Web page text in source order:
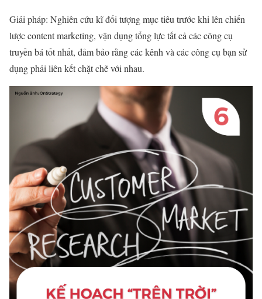
Giải pháp: Nghiên cứu kĩ đối tượng mục tiêu trước khi lên chiến
lược content marketing, vận dụng tổng lực tất cả các công cụ
truyền bá tốt nhất, đảm bảo rằng các kênh và các công cụ bạn sử
dụng phải liên kết chặt chẽ với nhau.